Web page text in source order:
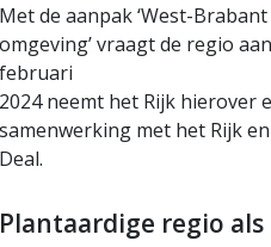
Met de aanpak ‘West-
omgeving’ vraagt de regio
februari
2024 neemt het Rijk hierover
samenwerking met het Rijk
Deal.
Plantaardige regio als